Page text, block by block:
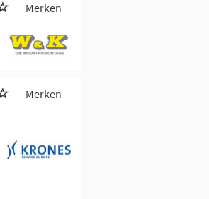
Merken
Merken